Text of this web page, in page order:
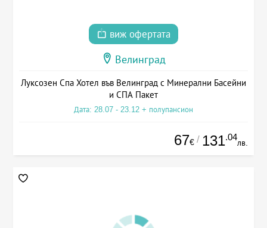
виж офертата
Велинград
Луксозен Спа Хотел във Велинград с Минерални Басейни
и СПА Пакет
Дата: 28.07 - 23.12 + полупансион
67€ / 131.04
лв.